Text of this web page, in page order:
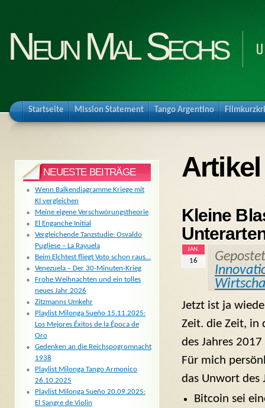
Neun Mal Sechs
Startseite Mission Statement Tango Argentino
Kleine
JAN.
16
Jetzt ist ja
Zeit. die Zeit, in
des Jahres
Für mich
das Unwort des
Bitcoin sei
NEUESTE BEITRÄGE
Wenn Balkendiagramme Kriege mit
KI vergleichen
Meine eigene Verschwörungstheorie
El Enganche Initial
Vergleichende Tanzstudie: Osvaldo
Pugliese – La Rayuela
Beim Elchtest fliegt Voto schon raus…
Venezuela – Der 30-Minuten-Krieg
Frohe Weihnachten und ein tolles
neues Jahr 2026
Zitzmanns Umkehr
Playlist Milonga Sueño 15.11.2025:
Los Mejores Éxitos de la Época de
Oro
Gedenken an die Reichspogromnacht
1938
Playlist Milonga Tango Armonico
26.10.2025
Playlist Milonga Sueño 20.09.2025:
El Sangre de Violin